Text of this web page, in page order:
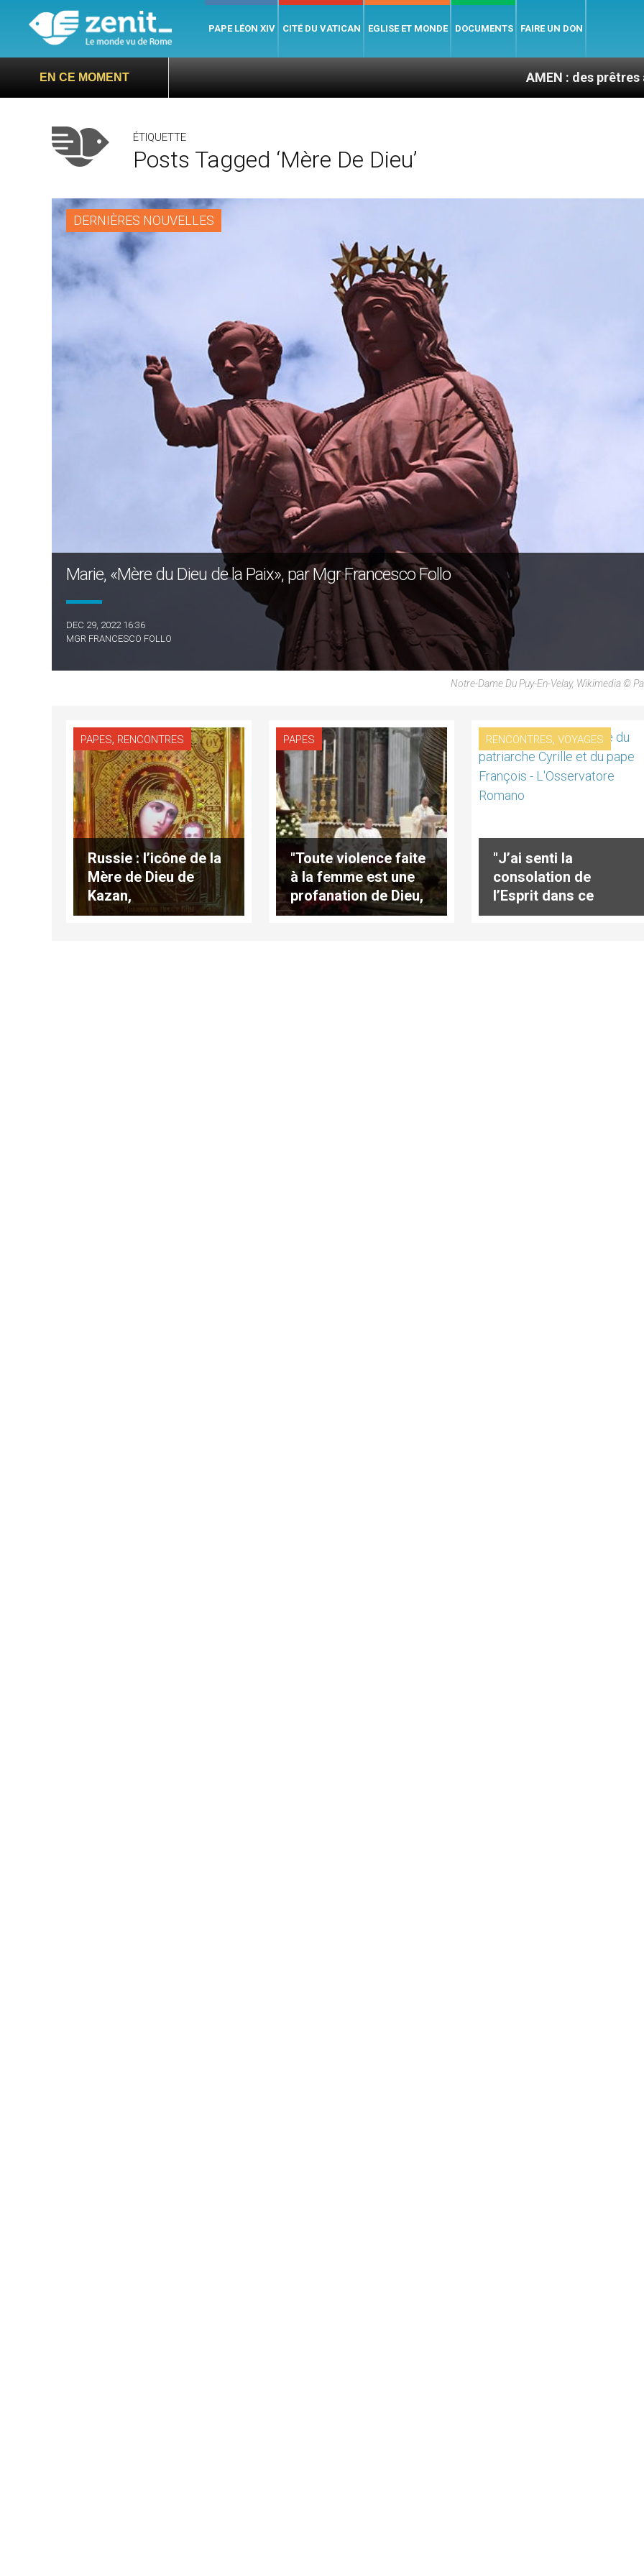
PAPE LÉON XIV CITÉ DU VATICAN EGLISE ET MONDE DOCUMENTS FAIRE UN DON
EN CE MOMENT AMEN : des prêtres à portée de
ÉTIQUETTE
Posts Tagged ‘Mère De Dieu’
DERNIÈRES NOUVELLES
Marie, «Mère du Dieu de la Paix», par Mgr Francesco Follo
DEC 29, 2022 16:36
MGR FRANCESCO FOLLO
Notre-Dame Du Puy-En-Velay, Wikimedia ©
PAPES, RENCONTRES
Russie : l’icône de la
Mère de Dieu de
Kazan,
«signe d’espoir d’un
PAPES
"Toute violence faite
à la femme est une
profanation de Dieu,
né d’une femme"
RENCONTRES,VOYAGES
"J’ai senti la
consolation de
l’Esprit dans ce
dialogue"